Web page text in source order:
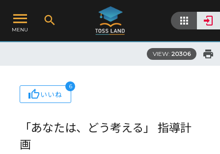
MENU
VIEW: 20306
いいね
6
「あなたは、どう考える」 指導計
画